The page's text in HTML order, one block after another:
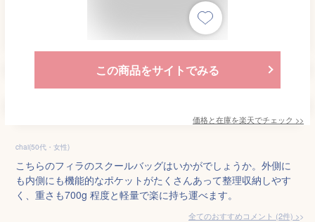
この商品をサイトでみる
価格と在庫を楽天でチェック >>
chai(50代・女性)
こちらのフィラのスクールバッグはいかがでしょうか。外側に
も内側にも機能的なポケットがたくさんあって整理収納しやす
く、重さも700g 程度と軽量で楽に持ち運べます。
全てのおすすめコメント (2件) >